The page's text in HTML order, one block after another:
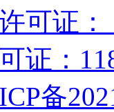
可证
证：
备